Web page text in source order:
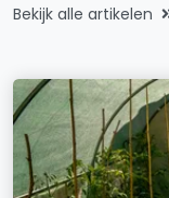
Bekijk alle artikelen